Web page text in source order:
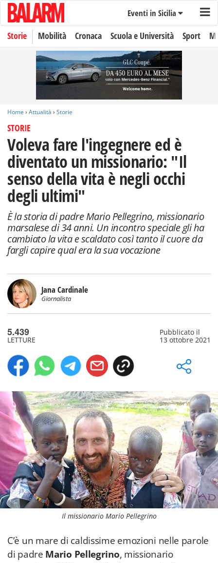
Eventi in Sicilia
Storie Mobilità Cronaca Scuola e Università Sport
Home › Attualità › Storie
STORIE
Voleva fare l'ingegnere ed è
diventato un missionario: "Il
senso della vita è negli occhi
degli ultimi"
È la storia di padre Mario Pellegrino, missionario
marsalese di 34 anni. Un incontro speciale gli ha
cambiato la vita e scaldato così tanto il cuore da
fargli capire qual era la sua vocazione
Jana Cardinale
Giornalista
5.439
LETTURE
Pubblicato il
13 ottobre 2021
Il missionario Mario Pellegrino
C’è un mare di caldissime emozioni nelle parole
di padre Mario Pellegrino, missionario